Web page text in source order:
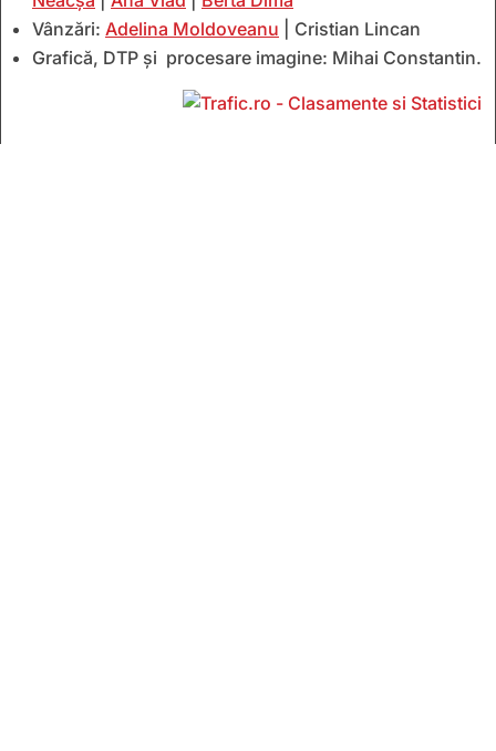
Vânzări: Adelina Moldoveanu | Cristian Lincan
Grafică, DTP și procesare imagine: Mihai Constantin.